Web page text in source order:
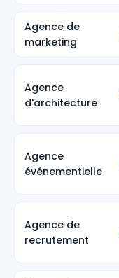
Agence de
marketing
Agence
d'architecture
Agence
événementielle
Agence de
recrutement